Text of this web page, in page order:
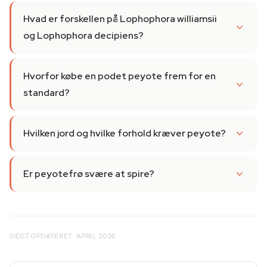
Hvad er forskellen på Lophophora williamsii
og Lophophora decipiens?
Hvorfor købe en podet peyote frem for en
standard?
Hvilken jord og hvilke forhold kræver peyote?
Er peyotefrø svære at spire?
SIDST OPDATERET: APRIL 2026